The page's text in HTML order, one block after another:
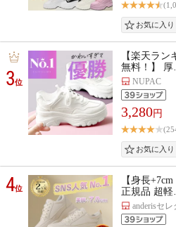
3位
【楽天ラ
無料！】 厚
NUPAC
3,280円
4位
【身長
正規品 超軽
anderisセ